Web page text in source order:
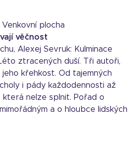
Venkovní plocha
věčnost
Alexej Sevruk: Kulminace
ztracených duší. Tři autoři,
křehkost. Od tajemných
i pády každodennosti až
která nelze splnit. Pořad o
a o hloubce lidských